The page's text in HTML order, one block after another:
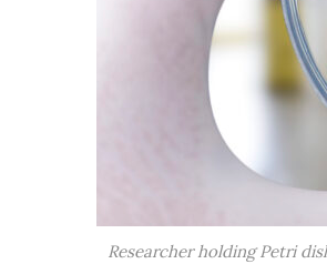
Researcher holding Petri